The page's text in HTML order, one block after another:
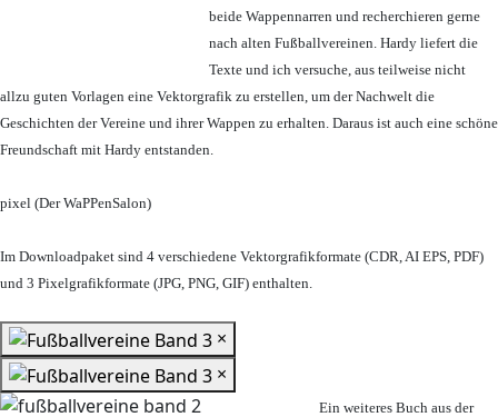
beide Wappennarren und recherchieren gerne
nach alten Fußballvereinen. Hardy liefert die
Texte und ich versuche, aus teilweise nicht
allzu guten Vorlagen eine Vektorgrafik zu erstellen, um der Nachwelt die
Geschichten der Vereine und ihrer Wappen zu erhalten. Daraus ist auch eine schöne
Freundschaft mit Hardy entstanden.
pixel (Der WaPPenSalon)
Im Downloadpaket sind 4 verschiedene Vektorgrafikformate (CDR, AI EPS, PDF)
und 3 Pixelgrafikformate (JPG, PNG, GIF) enthalten.
×
×
Ein weiteres Buch aus der